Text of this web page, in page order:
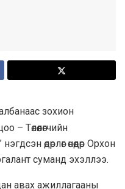
зохион
Төлөөлөгчийн
өдөрлөг өнөөдөр Орхон
суманд эхэллээ.
авах ажиллагааны